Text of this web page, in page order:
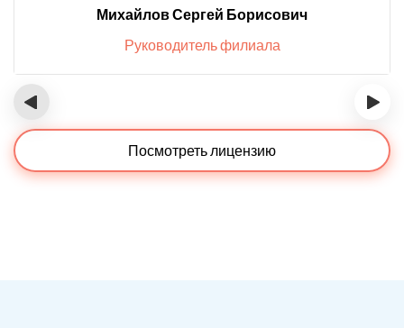
Михайлов Сергей Борисович
Руководитель филиала
‹ ›
Посмотреть лицензию